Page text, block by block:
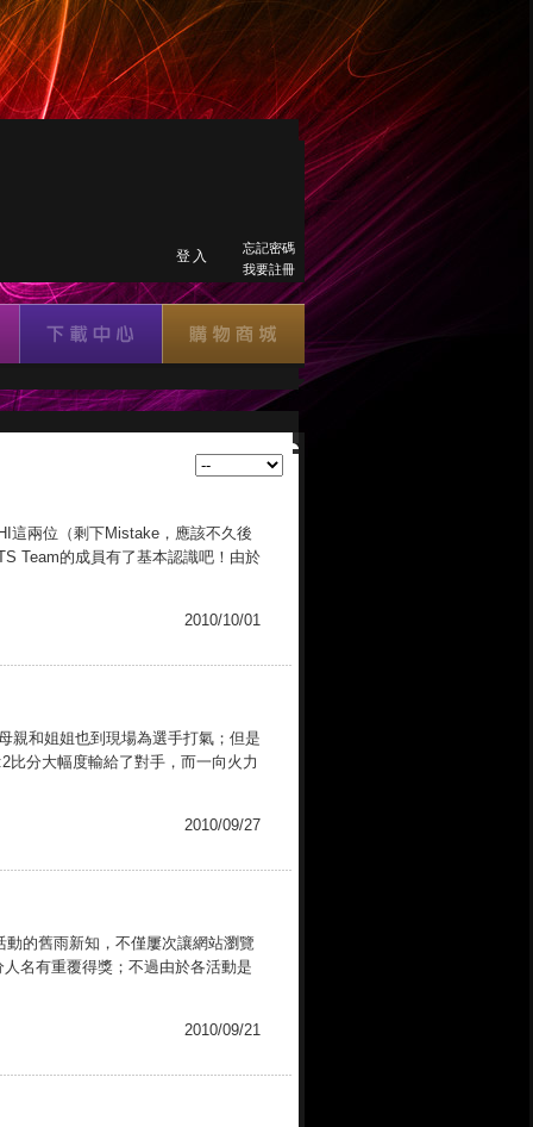
登入
忘記密碼
我要註冊
這兩位（剩下Mistake，應該不久後
Team的成員有了基本認識吧！由於
2010/10/01
親和姐姐也到現場為選手打氣；但是
比分大幅度輸給了對手，而一向火力
2010/09/27
的舊雨新知，不僅屢次讓網站瀏覽
名有重覆得獎；不過由於各活動是
2010/09/21